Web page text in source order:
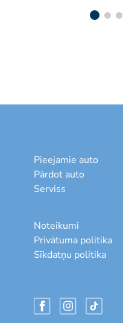
Pieejamie auto
Pārdot auto
Serviss
Noteikumi
Privātuma politika
Sīkdatņu politika